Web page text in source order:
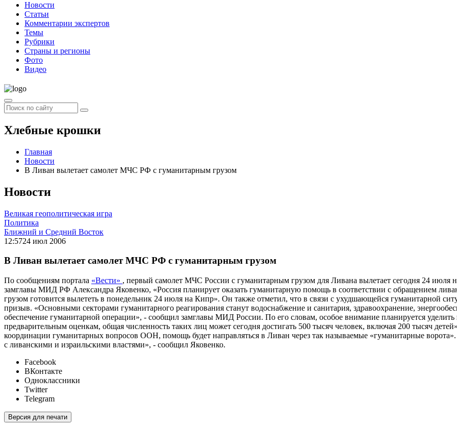
Новости
Статьи
Комментарии экспертов
Темы
Рубрики
Страны и регионы
Фото
Видео
Хлебные крошки
Главная
Новости
В Ливан вылетает самолет МЧС РФ с гуманитарным грузом
Новости
Великая геополитическая игра
Политика
Ближний и Средний Восток
12:5724 июл 2006
В Ливан вылетает самолет МЧС РФ с гуманитарным грузом
По сообщениям портала «Вести» , первый самолет МЧС России с гуманитарным грузом для Ливана вылетает сегодня 24 июля
замглавы МИД РФ Александра Яковенко, «Россия планирует оказать гуманитарную помощь в соответствии с обращением
грузом готовится вылететь в понедельник 24 июля на Кипр». Он также отметил, что в связи с ухудшающейся гуманитарной
призыв. «Основными секторами гуманитарного реагирования станут водоснабжение и санитария, здравоохранение,
обеспечение гуманитарной операции», - сообщил замглавы МИД России. По его словам, особое внимание планируется
предварительным оценкам, общая численность таких лиц может сегодня достигать 500 тысяч человек, включая 200 тысяч
координации гуманитарных вопросов ООН, помощь будет направляться в Ливан через так называемые «гуманитарные
с ливанскими и израильскими властями», - сообщил Яковенко.
Facebook
ВКонтакте
Одноклассники
Twitter
Telegram
Версия для печати